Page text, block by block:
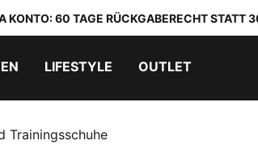
KONTO: 60 TAGE RÜCKGABERECHT STATT
LIFESTYLE OUTLET
Trainingsschuhe